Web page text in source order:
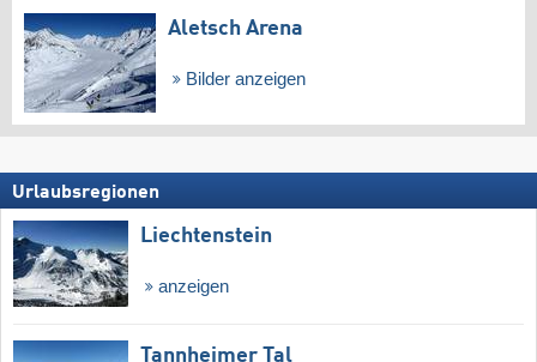
Aletsch Arena
Bilder anzeigen
Urlaubsregionen
Liechtenstein
anzeigen
Tannheimer Tal